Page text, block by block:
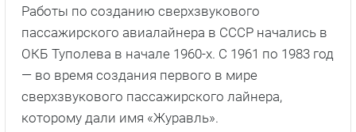
Работы по созданию сверхзвукового
пассажирского авиалайнера в СССР начались в
ОКБ Туполева в начале 1960-х. С 1961 по 1983 год
— во время создания первого в мире
сверхзвукового пассажирского лайнера,
которому дали имя «Журавль».